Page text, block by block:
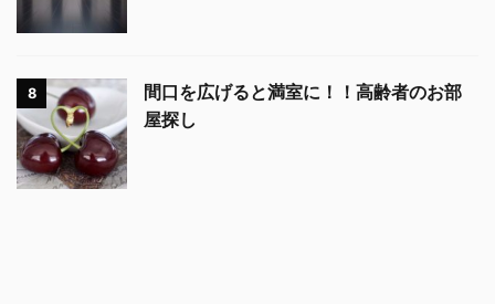
8
間口を広げると満室に！！高齢者のお部
屋探し